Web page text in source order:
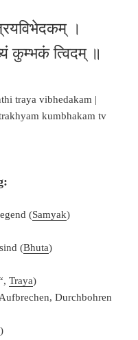
।
कुम्भकं त्विदम् ॥
traya vibhedakam |
kumbhakam tv
(Samyak)
(Bhuta)
Traya)
Durchbohren
)